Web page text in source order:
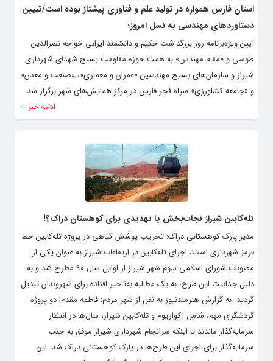
استان فارس همواره در تولید علم و فناوری پیشتاز بوده است/تبیین
دستاوردهای مهندسی به نسل امروز؛
آیین‌ ویژه‌برنامه روز بزرگداشت حکیم و دانشمند ایرانی خواجه نصرالدین
طوسی و «مقام مهندس» به همت حوزه مقاومت بسیج شهدای شهرداری
شیراز و سازمان‌های بسیج مهندسین «عمران و معماری»، «صنعت و معدن»
و «جامعه کشاورزی» سپاه فجر فارس در مرکز همایش‌های شهر برگزار شد.
ادامه خبر
تله‌کابین شیراز نجات‌بخش یا تهدیدی برای کوهستان دراک؟!
مدیر پارک کوهستانی دراک: تخریب پوشش گیاهی در پروژه تله‌کابین خط
قرمز شهرداری است، اجرای تله‌کابین در ارتفاعات شیراز به عنوان یکی از
مصوبات شورای اسلامی سوم شهر شیراز از اوایل سال ۹۰ مطرح شد و به
دلیل جذابیت این طرح، به یک مطالبه به‌تاخیر افتاده برای شهروندان تبدیل
گردید. به گزارش هنرمندنیوز به نقل از شهر مردم: فاطمه مقدم| دو پروژه
گردشگری مهم، شامل آکواریوم و تله‌کابین شیراز، سال‌ها در انتظار
سرمایه‌گذار ماندند تا اینکه سرانجام شهرداری شیراز موفق به جذب
سرمایه‌گذار برای اجرای این طرح‌ها در پارک کوهستانی دراک شد. این